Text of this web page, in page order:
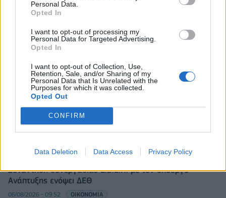
Personal Data.
Opted In
I want to opt-out of processing my
Personal Data for Targeted Advertising.
Opted In
I want to opt-out of Collection, Use,
Retention, Sale, and/or Sharing of my
Personal Data that Is Unrelated with the
Purposes for which it was collected.
Opted Out
CONFIRM
Data Deletion Data Access Privacy Policy
Ρωσία: Η Μόσχα δηλώνει ότι κατέρριψε 605
ουκρανικά drones τη νύχτα - Ελαφρές ζημιές σε
αποθήκη της Wildberries
06/08/2026 - 10:30
Χρ. Δήμας: Στο Εθνικό Πρόγραμμα Ανάπτυξης η
αναβάθμιση του Αεροδρομίου Πάρου
06/08/2026 - 10:23
Υπ. Παιδείας: 168 αιτήσεις από 23 χώρες για το νέο
αγγλόφωνο πρόγραμμα Ιατρικής του Πανεπιστημίου
06/08/2026 - 10:08 ΕΛΛΑΔΑ
Συνάντηση συνεργασίας Ε.Β.Ε.Π. με τον υπουργό
Ανάπτυξης ενόψει ΔΕΘ
06/08/2026 - 09:52 ΟΙΚΟΝΟΜΙΑ